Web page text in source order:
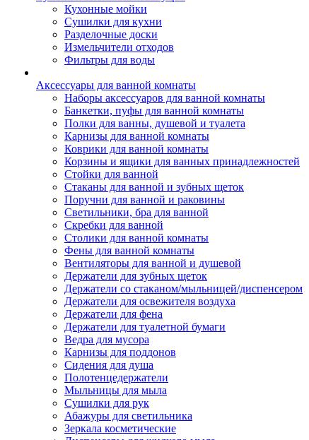
Кухонные мойки
Сушилки для кухни
Разделочные доски
Измельчители отходов
Фильтры для воды
Аксессуары для ванной комнаты
Наборы аксессуаров для ванной комнаты
Банкетки, пуфы для ванной комнаты
Полки для ванны, душевой и туалета
Карнизы для ванной комнаты
Коврики для ванной комнаты
Корзины и ящики для ванных принадлежностей
Стойки для ванной
Стаканы для ванной и зубных щеток
Поручни для ванной и раковины
Светильники, бра для ванной
Скребки для ванной
Столики для ванной комнаты
Фены для ванной комнаты
Вентиляторы для ванной и душевой
Держатели для зубных щеток
Держатели со стаканом/мыльницей/диспенсером
Держатели для освежителя воздуха
Держатели для фена
Держатели для туалетной бумаги
Ведра для мусора
Карнизы для поддонов
Сидения для душа
Полотенцедержатели
Мыльницы для мыла
Сушилки для рук
Абажуры для светильника
Зеркала косметические